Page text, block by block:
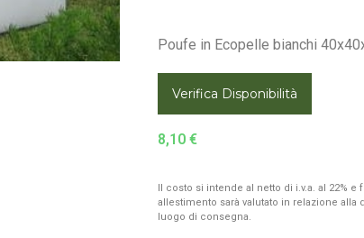
Poufe in Ecopelle bianchi
Verifica Disponibilità
8,10 €
Il costo si intende al netto di i.v.a. al 22%
allestimento sarà valutato in relazione
luogo di consegna.